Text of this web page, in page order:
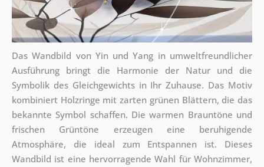
Das Wandbild von Yin und Yang in umweltfreundlicher
Ausführung bringt die Harmonie der Natur und die
Symbolik des Gleichgewichts in Ihr Zuhause. Das Motiv
kombiniert Holzringe mit zarten grünen Blättern, die das
bekannte Symbol schaffen. Die warmen Brauntöne und
frischen Grüntöne erzeugen eine beruhigende
Atmosphäre, die ideal zum Entspannen ist. Dieses
Wandbild ist eine hervorragende Wahl für Wohnzimmer,